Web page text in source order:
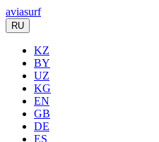
aviasurf
RU
KZ
BY
UZ
KG
EN
GB
DE
ES